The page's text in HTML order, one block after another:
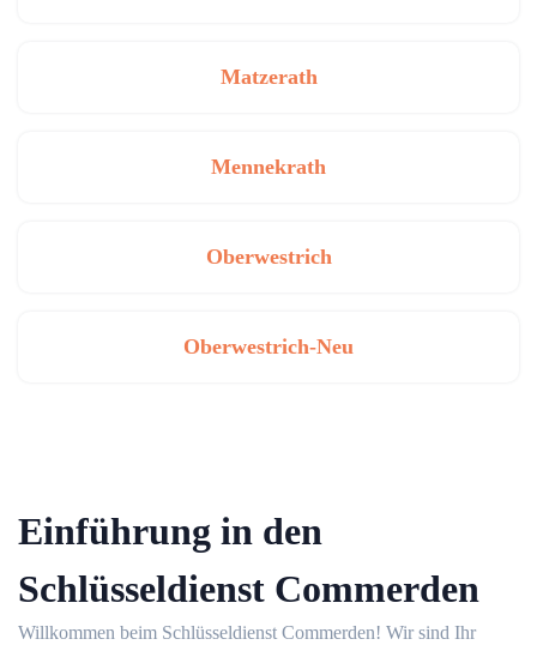
Matzerath
Mennekrath
Oberwestrich
Oberwestrich-Neu
Einführung in den
Schlüsseldienst Commerden
Willkommen beim Schlüsseldienst Commerden! Wir sind Ihr